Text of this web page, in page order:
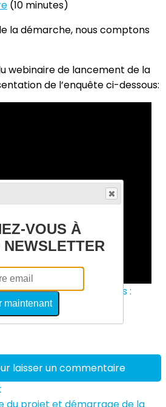
(10 minutes)
la démarche, nous comptons
webinaire de lancement de la
de l’enquête ci-dessous:
d'articles sur ces thèmes :
territoire
laisser un commentaire
VOUS À
NEWSLETTER
maintenant